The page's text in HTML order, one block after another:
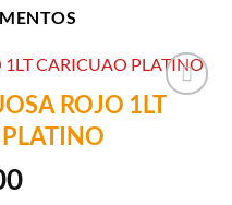
Añadir a
ROJO 1LT